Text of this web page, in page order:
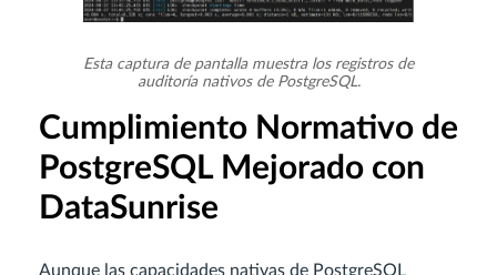
Esta captura de pantalla muestra los registros de
auditoría nativos de PostgreSQL.
Cumplimiento Normativo de
PostgreSQL Mejorado con
DataSunrise
Aunque las capacidades nativas de PostgreSQL